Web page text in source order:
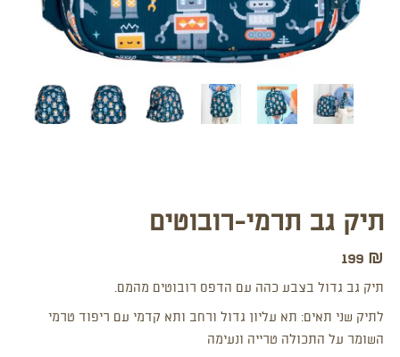
תיק גב תרמי-רובוטים
199 ₪
תיק גב גדול בצבע כהה עם הדפס רובוטים מהמם.
לתיק שני תאים: תא עליון גדול ורחב ותא קדמי עם ריפוד טרמי
השומר על התכולה טרייה ונעימה